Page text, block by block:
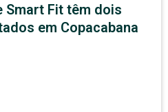
Smart Fit têm dois
em Copacabana